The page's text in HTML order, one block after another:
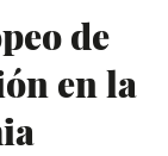
de
en la